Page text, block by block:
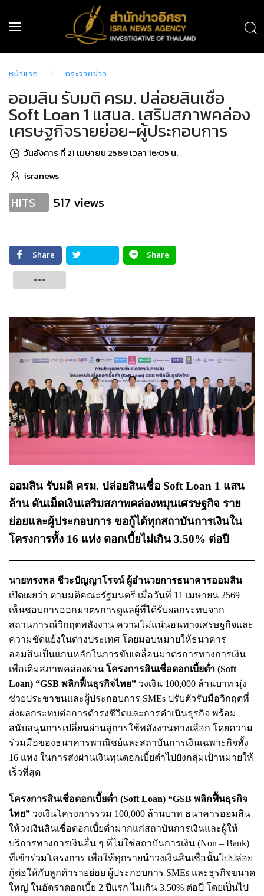
หน้าแรก กระจายข่าว
ออมสิน รับมติ ครม. ปล่อยสินเชื่อ
Soft Loan 1 แสนล. เสริมสภาพคล่อง
เศรษฐกิจรายย่อย-ผู้ประกอบการ
วันอังคาร ที่ 21 เมษายน 2569 เวลา 16:05 น.
isranews
HITS 517 views
Share
Share
ออมสิน รับมติ ครม. ปล่อยสินเชื่อ Soft Loan 1 แสน
ล้าน ดันเม็ดเงินเสริมสภาพคล่องหมุนเศรษฐกิจ ราย
ย่อยและผู้ประกอบการ ขอกู้ได้ทุกสถาบันการเงินใน
โครงการทั้ง 16 แห่ง ดอกเบี้ยไม่เกิน 3.50% ต่อปี
นายทรงพล ชีวะปัญญาโรจน์ ผู้อำนวยการธนาคารออมสิน
เปิดเผยว่า ตามมติคณะรัฐมนตรี เมื่อวันที่ 11 เมษายน 2569
เห็นชอบการออกมาตรการดูแลผู้ที่ได้รับผลกระทบจาก
สถานการณ์วิกฤตพลังงาน ความไม่แน่นอนทางเศรษฐกิจและ
ความขัดแย้งในต่างประเทศ โดยมอบหมายให้ธนาคาร
ออมสินเป็นแกนหลักในการขับเคลื่อนมาตรการทางการเงิน
เพื่อเติมสภาพคล่องผ่าน โครงการสินเชื่อดอกเบี้ยต่ำ (Soft
Loan) “GSB พลิกฟื้นธุรกิจไทย” วงเงิน 100,000 ล้านบาท มุ่ง
ช่วยประชาชนและผู้ประกอบการ SMEs ปรับตัวรับมือวิกฤตที่
ส่งผลกระทบต่อการดำรงชีวิตและการดำเนินธุรกิจ พร้อม
สนับสนุนการเปลี่ยนผ่านสู่การใช้พลังงานทางเลือก โดยความ
ร่วมมือของธนาคารพาณิชย์และสถาบันการเงินเฉพาะกิจทั้ง
16 แห่ง ในการส่งผ่านเงินทุนดอกเบี้ยต่ำไปยังกลุ่มเป้าหมายให้
เร็วที่สุด
โครงการสินเชื่อดอกเบี้ยต่ำ (Soft Loan) “GSB พลิกฟื้นธุรกิจ
ไทย” วงเงินโครงการรวม 100,000 ล้านบาท ธนาคารออมสิน
ให้วงเงินสินเชื่อดอกเบี้ยต่ำมากแก่สถาบันการเงินและผู้ให้
บริการทางการเงินอื่น ๆ ที่ไม่ใช่สถาบันการเงิน (Non – Bank)
ที่เข้าร่วมโครงการ เพื่อให้ทุกรายนำวงเงินสินเชื่อนั้นไปปล่อย
กู้ต่อให้กับลูกค้ารายย่อย ผู้ประกอบการ SMEs และธุรกิจขนาด
ใหญ่ ในอัตราดอกเบี้ย 2 ปีแรก ไม่เกิน 3.50% ต่อปี โดยเป็นไป